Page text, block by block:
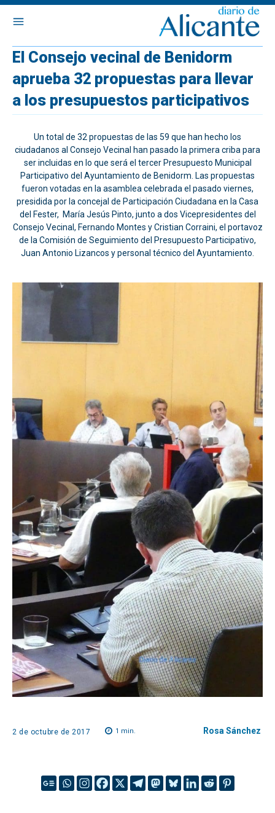
El Consejo vecinal de Benidorm
aprueba 32 propuestas para llevar
a los presupuestos participativos
Un total de 32 propuestas de las 59 que han hecho los
ciudadanos al Consejo Vecinal han pasado la primera criba para
ser incluidas en lo que será el tercer Presupuesto Municipal
Participativo del Ayuntamiento de Benidorm. Las propuestas
fueron votadas en la asamblea celebrada el pasado viernes,
presidida por la concejal de Participación Ciudadana en la Casa
del Fester, María Jesús Pinto, junto a dos Vicepresidentes del
Consejo Vecinal, Fernando Montes y Cristian Corraini, el portavoz
de la Comisión de Seguimiento del Presupuesto Participativo,
Juan Antonio Lizancos y personal técnico del Ayuntamiento.
2 de octubre de 2017 1 min. Rosa Sánchez